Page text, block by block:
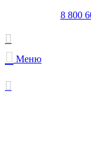
8 800
Меню